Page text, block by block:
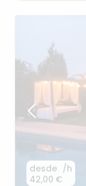
desde
42,00 €
/h